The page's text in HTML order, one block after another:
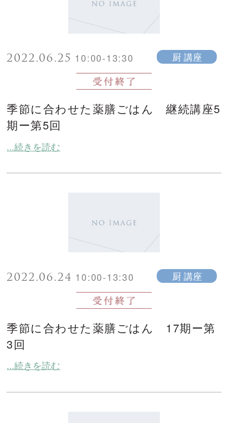
2022.06.25 10:00-13:30 厨 講座
季節に合わせた薬膳ごはん 継続講座5
期ー第5回
...続きを読む
2022.06.24 10:00-13:30 厨 講座
季節に合わせた薬膳ごはん 17期ー第
3回
...続きを読む